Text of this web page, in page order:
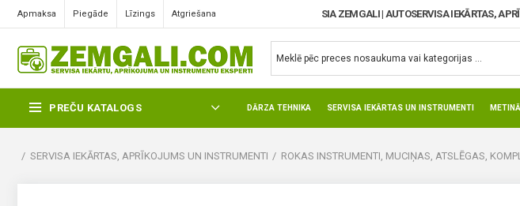
Apmaksa Piegāde Līzings Atgriešana SIA ZEMGALI | AUTOSERVISA IEKĀRTAS,
PREČU KATALOGS DĀRZA TEHNIKA SERVISA IEKĀRTAS UN INSTRUMENTI
SERVISA IEKĀRTAS, APRĪKOJUMS UN INSTRUMENTI ROKAS INSTRUMENTI, MUCIŅAS, ATSLĒGAS,